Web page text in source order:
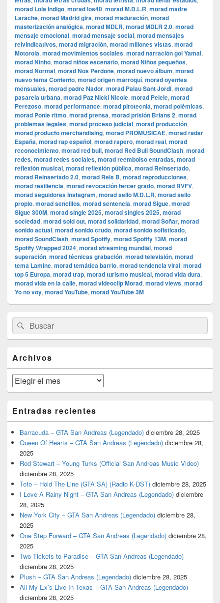
morad Lola Indigo, morad los40, morad M.D.L.R, morad madre
Larache, morad Madrid gira, morad maduración, morad
masterización analógica, morad MDLR, morad MDLR 2.0, morad
mensaje emocional, morad mensaje social, morad mensajes
reivindicativos, morad migración, morad millones vistas, morad
Motorola, morad movimientos sociales, morad narración gol Yamal,
morad Ninho, morad niños escenario, morad Niños pequeños,
morad Normal, morad Nos Perdone, morad nuevo álbum, morad
nuevo tema Contento, morad origen marroquí, morad oyentes
mensuales, morad padre Nador, morad Palau Sant Jordi, morad
pasarela urbana, morad Paz Nicki Nicole, morad Pelele, morad
Perezoso, morad performance, morad pirotecnia, morad polémicas,
morad Ponle ritmo, morad prensa, morad prisión Brians 2, morad
problemas legales, morad proceso judicial, morad producción,
morad producto merchandising, morad PROMUSICAE, morad radar
España, morad rap español, morad rapero, morad real, morad
reconocimiento, morad red bull, morad Red Bull SoundClash, morad
redes, morad redes sociales, morad reembolso entradas, morad
reflexión musical, morad reflexión pública, morad Reinsertado,
morad Reinsertado 2.0, morad Rels B, morad reproducciones,
morad resiliencia, morad revocación tercer grado, morad RVFV,
morad seguidores Instagram, morad sello M.D.L.R, morad sello
propio, morad sencillos, morad sentencia, morad Sigue, morad
Sigue 300M, morad single 2025, morad singles 2025, morad
sociedad, morad sold out, morad solidaridad, morad Soñar, morad
sonido actual, morad sonido crudo, morad sonido sofisticado,
morad SoundClash, morad Spotify, morad Spotify 13M, morad
Spotify Wrapped 2024, morad streaming mundial, morad
superación, morad técnicas grabación, morad televisión, morad
tema Lamine, morad temática barrio, morad tendencia viral, morad
top 5 Europa, morad trap, morad turismo musical, morad vida dura,
morad vida en la calle, morad videocli‏p Morad, morad views, morad
Yo no voy, morad YouTube, morad YouTube 3M
área
de
widget
lateral
primaria
Buscar
por:
Buscar
Archivos
Archivos
Entradas recientes
Barracuda – GTA San Andreas (Legendado) diciembre 28, 2025
Queen Of Hearts – GTA San Andreas (Legendado) diciembre 28,
2025
Rod Stewart – Young Turks (Official San Andreas Music Video)
diciembre 28, 2025
Toto – Hold The Line (GTA SA) (Radio K-DST) diciembre 28, 2025
I Love A Rainy Night – GTA San Andreas (Legendado) diciembre
28, 2025
New York City – GTA San Andreas (Legendado) diciembre 28,
2025
One Step Forward – GTA San Andreas (Legendado) diciembre 28,
2025
Two Tickets to Paradise – GTA San Andreas (Legendado)
diciembre 28, 2025
Plush – GTA San Andreas (Legendado) diciembre 28, 2025
All My Ex’s Live In Texas – GTA San Andreas (Legendado)
diciembre 28, 2025